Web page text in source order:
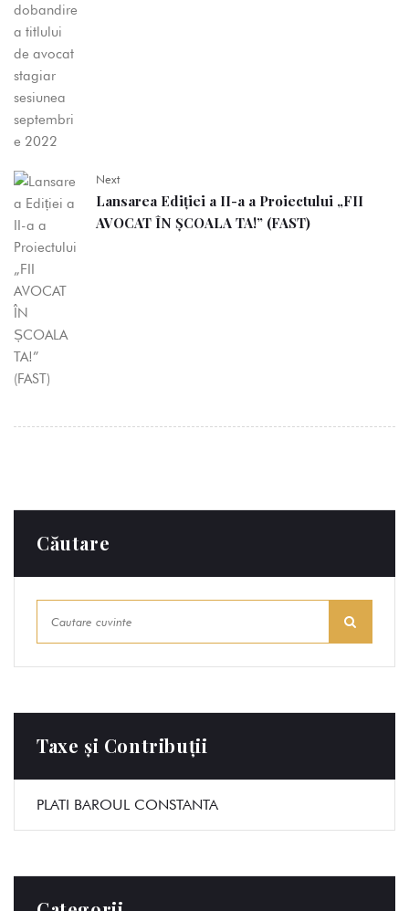
Next
Lansarea Ediției a II-a a Proiectului „FII
AVOCAT ÎN ȘCOALA TA!” (FAST)
Căutare
Taxe și Contribuții
PLATI BAROUL CONSTANTA